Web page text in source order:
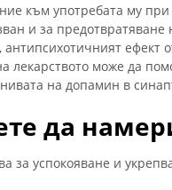
към употребата му
и за
антипсихотичният ефект
лекарството може да
на допамин в
да
за успокояване и